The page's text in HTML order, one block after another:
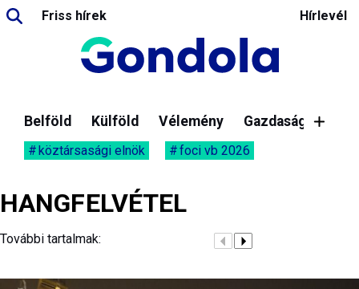
Friss hírek Hírlevél
Belföld Külföld Vélemény Gazdaság
köztársasági elnök foci vb 2026
HANGFELVÉTEL
További tartalmak: